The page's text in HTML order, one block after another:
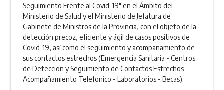
Seguimiento Frente al Covid-19" en el Ámbito del
Ministerio de Salud y el Ministerio de Jefatura de
Gabinete de Ministros de la Provincia, con el objeto de la
detección precoz, eficiente y ágil de casos positivos de
Covid-19, así como el seguimiento y acompañamiento de
sus contactos estrechos (Emergencia Sanitaria - Centros
de Deteccion y Seguimiento de Contactos Estrechos -
Acompañamiento Telefonico - Laboratorios - Becas).